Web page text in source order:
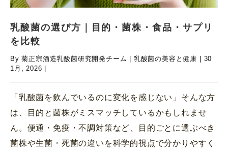
乳酸菌の選び方｜目的・菌株・食品・サプリ
を比較
By菊正宗酒造乳酸菌研究開発チーム 乳酸菌の美容と健康
30
1月, 2026
「乳酸菌を飲んでいるのに変化を感じない」そんな方
は、目的と菌株がミスマッチしているかもしれませ
ん。便通・免疫・不調対策など、目的ごとに選ぶべき
菌株や生菌・死菌の違いを科学的視点で分かりやすく